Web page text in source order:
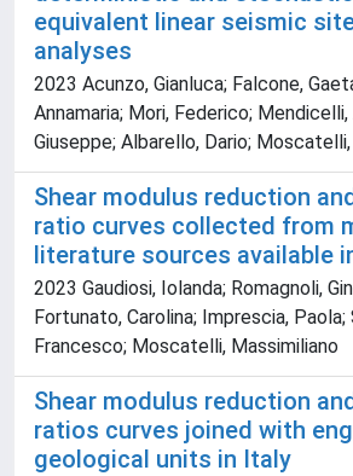
equivalent linear seismic
analyses
2023 Acunzo, Gianluca; Falcone,
Annamaria; Mori, Federico;
Giuseppe; Albarello, Dario;
Shear modulus reduction
ratio curves collected from
literature sources available
2023 Gaudiosi, Iolanda; Romagnoli,
Fortunato, Carolina; Imprescia, Paola;
Francesco; Moscatelli, Massimiliano
Shear modulus reduction
ratios curves joined with
geological units in Italy